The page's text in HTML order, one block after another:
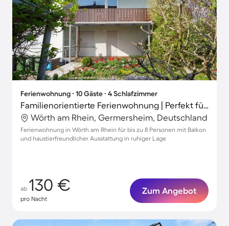
Ferienwohnung ∙ 10 Gäste ∙ 4 Schlafzimmer
Familienorientierte Ferienwohnung | Perfekt für die Arbeit von Zuhause | Hunde erlaubt
Wörth am Rhein, Germersheim, Deutschland
Ferienwohnung in Wörth am Rhein für bis zu 8 Personen mit Balkon
und haustierfreundlicher Ausstattung in ruhiger Lage
ab 130 €
pro Nacht
Zum Angebot